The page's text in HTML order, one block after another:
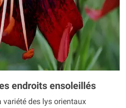
endroits ensoleillés
des lys orientaux